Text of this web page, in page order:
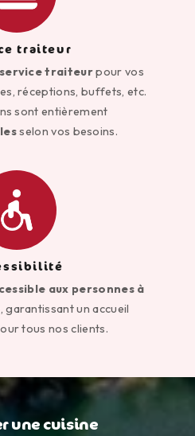
traiteur
service traiteurpour vos
réceptions, buffets, etc.
sont entièrement
selon vos besoins.
aux personnes à
, garantissant un accueil
tous nos clients.
une cuisine